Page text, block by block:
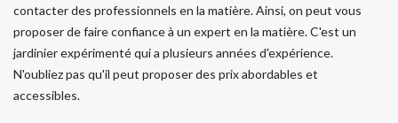
contacter des professionnels en la matière. Ainsi, on peut vous
proposer de faire confiance à un expert en la matière. C'est un
jardinier expérimenté qui a plusieurs années d'expérience.
N'oubliez pas qu'il peut proposer des prix abordables et
accessibles.